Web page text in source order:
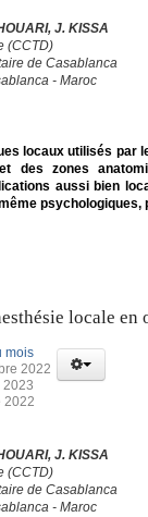
J. KISSA
(CCTD)
de Casablanca
- Maroc
locaux utilisés par
des zones
aussi bien
psychologiques,
locale en
mois
2022
2023
2022
J. KISSA
(CCTD)
de Casablanca
- Maroc